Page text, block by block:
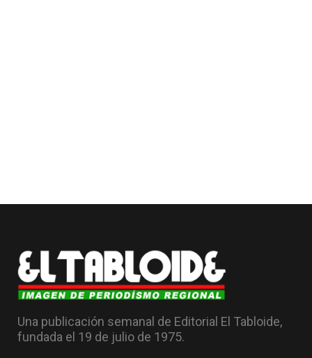
Una publicación semanal de Editorial El Tabloide,
fundada el 19 de julio de 1975.